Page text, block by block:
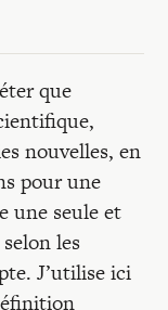
que
nouvelles, en
pour une
une seule et
les
J’utilise ici